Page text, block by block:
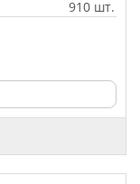
910 шт.